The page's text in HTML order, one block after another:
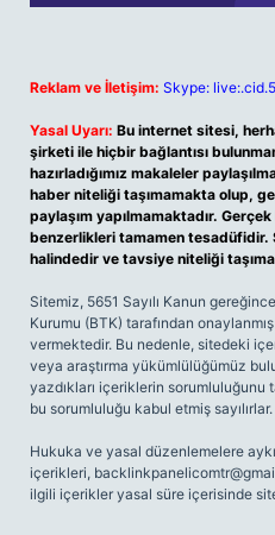
Reklam ve İletişim: Skype:
Yasal Uyarı: Bu internet sitesi,
şirketi ile hiçbir bağlantısı
hazırladığımız makaleler
haber niteliği taşımamakta olup,
paylaşım yapılmamaktadır.
benzerlikleri tamamen
halindedir ve tavsiye niteliği
Sitemiz, 5651 Sayılı Kanun
Kurumu (BTK) tarafından
vermektedir. Bu nedenle, sitedeki
veya araştırma yükümlülüğümüz
yazdıkları içeriklerin sorumluluğunu
bu sorumluluğu kabul etmiş sayılırlar.
Hukuka ve yasal düzenlemelere
içerikleri,
ilgili içerikler yasal süre içerisinde